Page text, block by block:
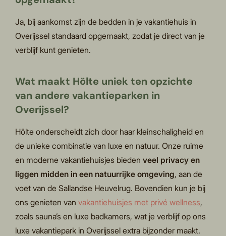
Ja, bij aankomst zijn de bedden in je vakantiehuis in
Overijssel standaard opgemaakt, zodat je direct van je
verblijf kunt genieten.
Wat maakt Hölte uniek ten opzichte
van andere vakantieparken in
Overijssel?
Hölte onderscheidt zich door haar kleinschaligheid en
de unieke combinatie van luxe en natuur. Onze ruime
en moderne vakantiehuisjes biedenveel privacy en
liggen midden in een natuurrijke omgeving, aan de
voet van de Sallandse Heuvelrug. Bovendien kun je bij
ons genieten vanvakantiehuisjes met privé wellness,
zoals sauna’s en luxe badkamers, wat je verblijf op ons
luxe vakantiepark in Overijssel extra bijzonder maakt.